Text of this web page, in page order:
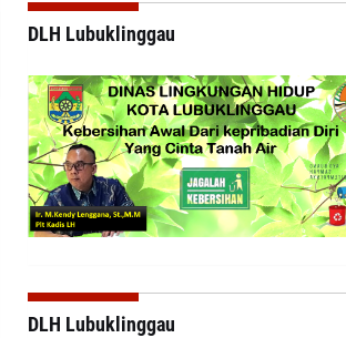
DLH Lubuklinggau
DLH Lubuklinggau